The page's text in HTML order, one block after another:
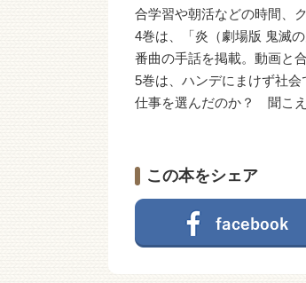
合学習や朝活などの時間、
4巻は、「炎（劇場版 鬼滅
番曲の手話を掲載。動画と
5巻は、ハンデにまけず社
仕事を選んだのか？ 聞こえ
この本をシェア